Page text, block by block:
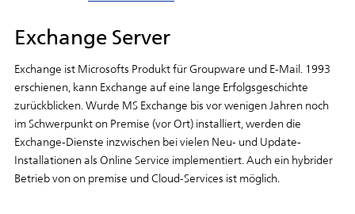
Exchange Server
Exchange ist Microsofts Produkt für Groupware und E-Mail. 1993
erschienen, kann Exchange auf eine lange Erfolgsgeschichte
zurückblicken. Wurde MS Exchange bis vor wenigen Jahren noch
im Schwerpunkt on Premise (vor Ort) installiert, werden die
Exchange-Dienste inzwischen bei vielen Neu- und Update-
Installationen als Online Service implementiert. Auch ein hybrider
Betrieb von on premise und Cloud-Services ist möglich.